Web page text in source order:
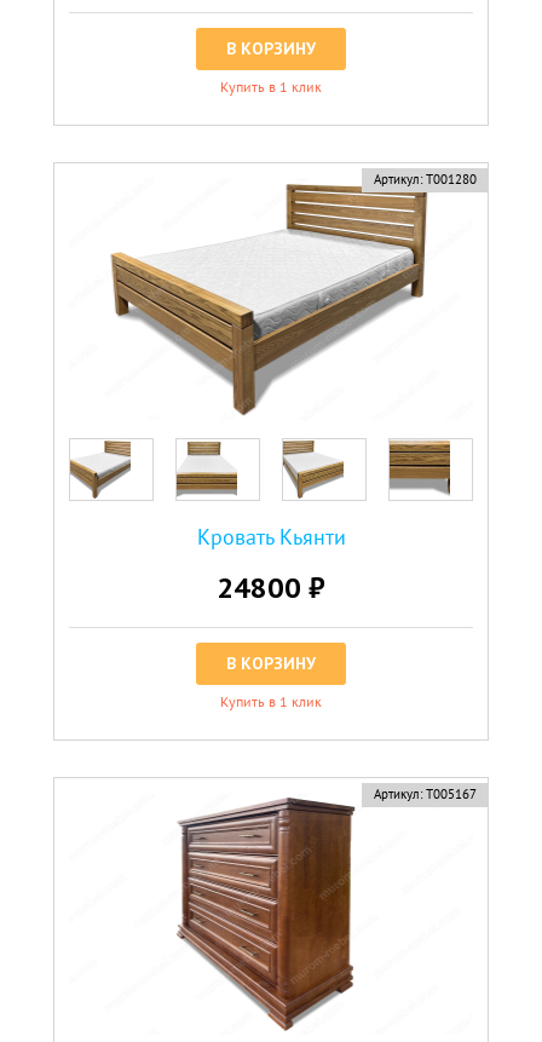
В КОРЗИНУ
Купить в 1 клик
Артикул: Т001280
Кровать Кьянти
24800 ₽
В КОРЗИНУ
Купить в 1 клик
Артикул: Т005167